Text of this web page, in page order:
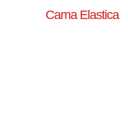
Cama Elastica